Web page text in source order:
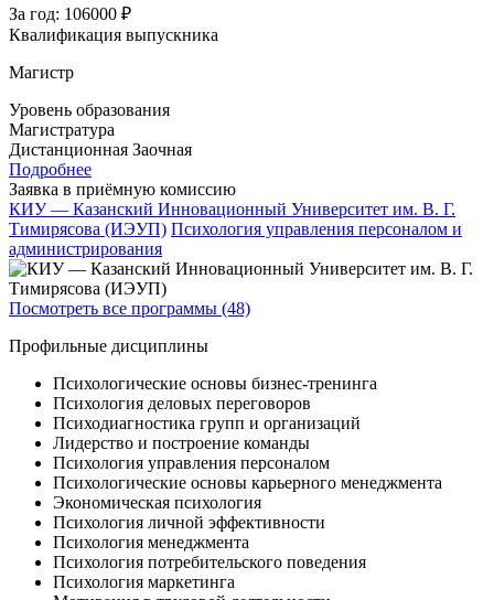
За год: 106000 ₽
Квалификация выпускника
Магистр
Уровень образования
Магистратура
Дистанционная Заочная
Подробнее
Заявка в приёмную комиссию
КИУ — Казанский Инновационный Университет им. В. Г.
Тимирясова (ИЭУП) Психология управления персоналом и
администрирования
Посмотреть все программы (48)
Профильные дисциплины
Психологические основы бизнес-тренинга
Психология деловых переговоров
Психодиагностика групп и организаций
Лидерство и построение команды
Психология управления персоналом
Психологические основы карьерного менеджмента
Экономическая психология
Психология личной эффективности
Психология менеджмента
Психология потребительского поведения
Психология маркетинга